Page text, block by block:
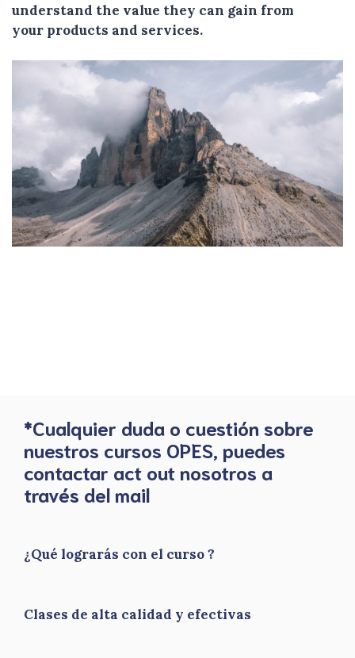
understand the value they can gain from
your products and services.
*Cualquier duda o cuestión sobre
nuestros cursos OPES, puedes
contactar act out nosotros a
través del mail
¿Qué lograrás con el curso ?
Clases de alta calidad y efectivas